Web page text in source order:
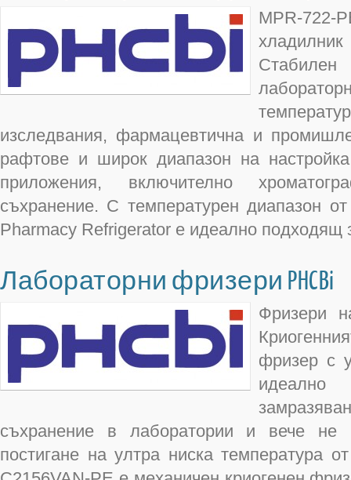
MPR-
изследвания, фармацевтична и
рафтове и широк диапазон на
приложения, включително
съхранение. С температурен диапазон
Pharmacy Refrigerator е идеално подходящ
Лабораторни фризери PHCBi
Фризери
фризер с
идеално
съхранение в лаборатории и вече не
постигане на ултра ниска температура